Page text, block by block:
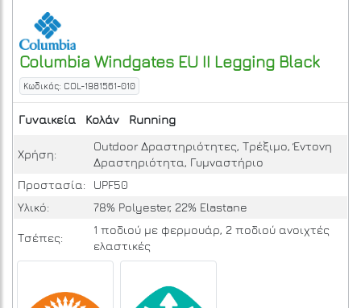
Columbia Windgates EU II Legging Black
Κωδικός: COL-1981561-010
Γυναικεία Κολάν Running
Χρήση:
Outdoor Δραστηριότητες, Τρέξιμο, Έντονη
Δραστηριότητα, Γυμναστήριο
Προστασία:
UPF50
Υλικό:
78% Polyester, 22% Elastane
Τσέπες:
1 ποδιού με φερμουάρ, 2 ποδιού ανοιχτές
ελαστικές